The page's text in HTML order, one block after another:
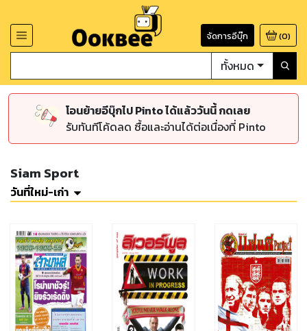
จัดการอีบุ๊ก (0)
ทั้งหมด
โอนย้ายอีบุ๊กไป Pinto ได้แล้ววันนี้ กดเลย
รับทันทีโค้ดลด ซื้อและอ่านได้ต่อเนื่องที่ Pinto
Siam Sport
วันที่ใหม่-เก่า